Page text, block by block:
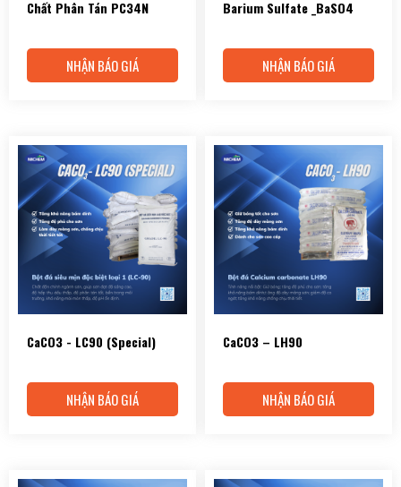
Chất Phân Tán PC34N
NHẬN BÁO GIÁ
Barium Sulfate _BaSO4
NHẬN BÁO GIÁ
CaCO3 - LC90 (Special)
NHẬN BÁO GIÁ
CaCO3 – LH90
NHẬN BÁO GIÁ